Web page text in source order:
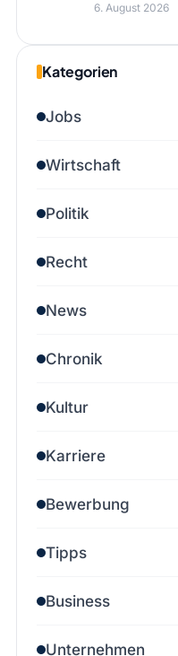
6. August 2026
Kategorien
Jobs
Wirtschaft
Politik
Recht
News
Chronik
Kultur
Karriere
Bewerbung
Tipps
Business
Unternehmen